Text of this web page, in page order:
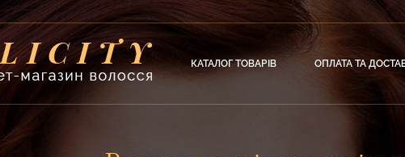
КАТАЛОГ ТОВАРІВ ОПЛАТА ТА